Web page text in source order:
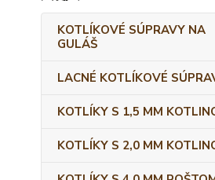
KOTLÍKOVÉ SÚPRAVY NA
GULÁŠ
LACNÉ KOTLÍKOVÉ
KOTLÍKY S 1,5 MM
KOTLÍKY S 2,0 MM